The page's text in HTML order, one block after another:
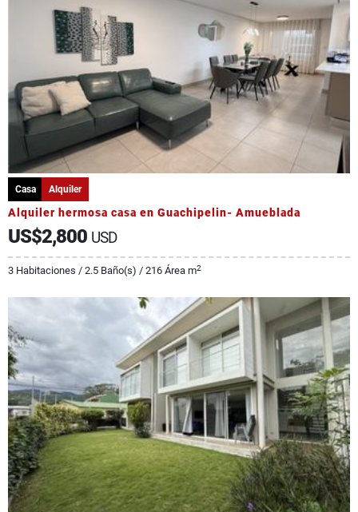
Casa Alquiler
Alquiler hermosa casa en Guachipelin- Amueblada
US$2,800 USD
3 Habitaciones / 2.5 Baño(s) / 216 Área m2